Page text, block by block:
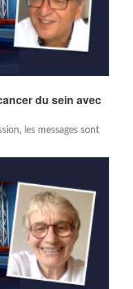
du sein avec
les messages sont